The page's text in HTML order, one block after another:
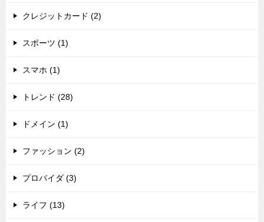
クレジットカード (2)
スポーツ (1)
スマホ (1)
トレンド (28)
ドメイン (1)
ファッション (2)
プロバイダ (3)
ライフ (13)